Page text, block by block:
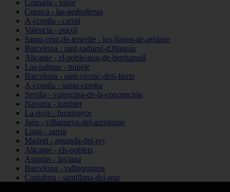
Granada - válor
Cuenca - las-pedroñeras
A-coruña - carral
Valencia - puçol
Santa-cruz-de-tenerife - los-llanos-de-aridane
Barcelona - sant-sadurní-d39anoia
Alicante - el-poble-nou-de-benitatxell
Las-palmas - tuineje
Barcelona - sant-vicenç-dels-horts
A-coruña - santa-comba
Sevilla - valencina-de-la-concepción
Navarra - lumbier
La-rioja - fuenmayor
Jaén - villanueva-del-arzobispo
Lugo - sarria
Madrid - arganda-del-rey
Alicante - els-poblets
Asturias - laviana
Barcelona - vallgorguina
Cantabria - santillana-del-mar